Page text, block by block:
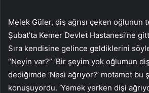
Melek Güler, diş ağrısı çeken oğlunun
Şubat’ta Kemer Devlet Hastanesi’ne
Sıra kendisine gelince geldiklerini
“Neyin var?” ‘Bir şeyim yok oğlumun
dediğimde ‘Nesi ağrıyor?’ motamot bu
konuşuyordu. ‘Yemek yerken dişi